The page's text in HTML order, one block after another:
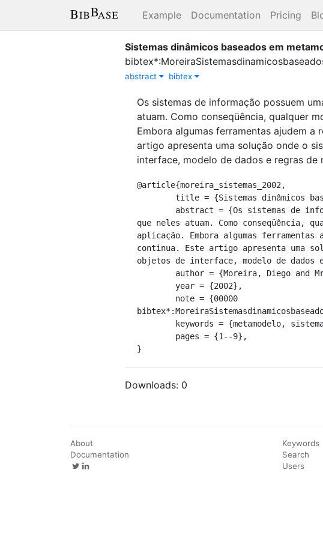
Example Documentation Pricing
Sistemas dinâmicos baseados em
abstract bibtex
Os sistemas de informação possuem
atuam. Como conseqüência, qualquer
Embora algumas ferramentas ajudem
artigo apresenta uma solução onde o
interface, modelo de dados e regras de
@article{moreira_sistemas_2002,
que neles atuam. Como conseqüência,
aplicação. Embora algumas
continua. Este artigo apresenta uma
objetos de interface, modelo de dados
}
Downloads: 0
About
Documentation
Keywords
Search
Users